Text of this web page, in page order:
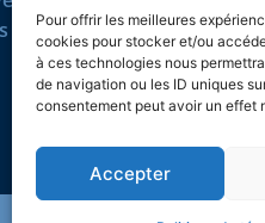
Pour offrir les meilleures
cookies pour stocker et/ou
à ces technologies nous
de navigation ou les ID uniques
consentement peut avoir un effet
Accepter